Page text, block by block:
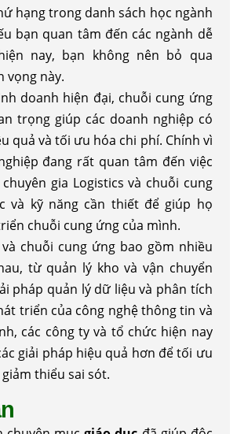
hạng trong danh sách học ngành
bạn quan tâm đến các ngành dễ
nay, bạn không nên bỏ qua
vọng này.
doanh hiện đại, chuỗi cung ứng
trọng giúp các doanh nghiệp có
quả và tối ưu hóa chi phí. Chính vì
đang rất quan tâm đến việc
gia Logistics và chuỗi cung
và kỹ năng cần thiết để giúp họ
chuỗi cung ứng của mình.
và chuỗi cung ứng bao gồm nhiều
từ quản lý kho và vận chuyển
pháp quản lý dữ liệu và phân tích
triển của công nghệ thông tin và
các công ty và tổ chức hiện nay
giải pháp hiệu quả hơn để tối ưu
thiểu sai sót.